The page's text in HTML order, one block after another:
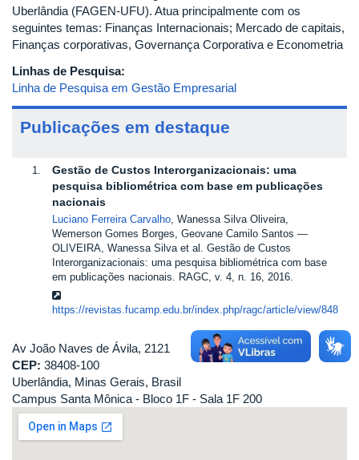
Uberlândia (FAGEN-UFU). Atua principalmente com os
seguintes temas: Finanças Internacionais; Mercado de capitais,
Finanças corporativas, Governança Corporativa e Econometria
Linhas de Pesquisa:
Linha de Pesquisa em Gestão Empresarial
Publicações em destaque
Gestão de Custos Interorganizacionais: uma
pesquisa bibliométrica com base em publicações
nacionais
Luciano Ferreira Carvalho, Wanessa Silva Oliveira,
Wemerson Gomes Borges, Geovane Camilo Santos
OLIVEIRA, Wanessa Silva et al. Gestão de Custos
Interorganizacionais: uma pesquisa bibliométrica com base
em publicações nacionais. RAGC, v. 4, n. 16, 2016.
https://revistas.fucamp.edu.br/index.php/ragc/article/view/848
Av João Naves de Ávila, 2121
CEP: 38408-100
Uberlândia, Minas Gerais, Brasil
Campus Santa Mônica - Bloco 1F - Sala 1F 200